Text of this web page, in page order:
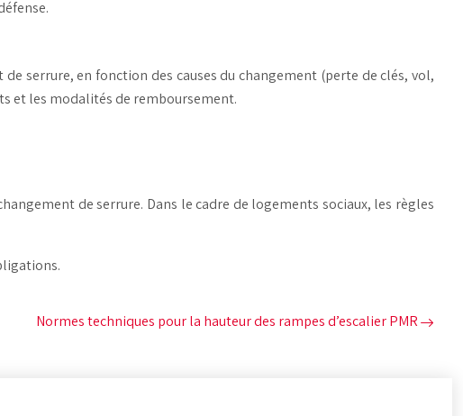
serrure, en fonction des causes du changement (perte de clés, vol,
et les modalités de remboursement.
de serrure. Dans le cadre de logements sociaux, les règles
Normes techniques pour la hauteur des rampes d’escalier PMR